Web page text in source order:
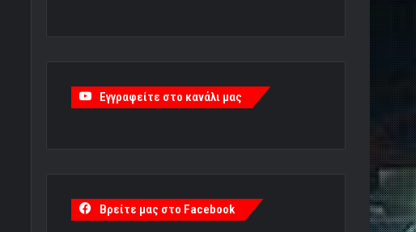
Εγγραφείτε στο κανάλι μας
Βρείτε μας στο Facebook